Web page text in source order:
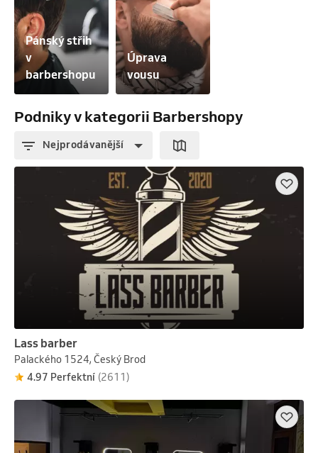
Pánský střih
v
barbershopu
Úprava
vousu
Podniky v kategorii Barbershopy
Nejprodávanější
Lass barber
Palackého 1524, Český Brod
4.97 Perfektní (2611)